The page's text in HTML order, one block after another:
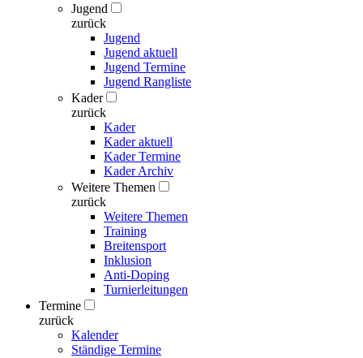
Jugend
zurück
Jugend
Jugend aktuell
Jugend Termine
Jugend Rangliste
Kader
zurück
Kader
Kader aktuell
Kader Termine
Kader Archiv
Weitere Themen
zurück
Weitere Themen
Training
Breitensport
Inklusion
Anti-Doping
Turnierleitungen
Termine
zurück
Kalender
Ständige Termine